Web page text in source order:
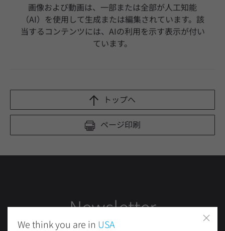
画像および動画は、一部または全部が人工知能
（AI）を使用して生成または編集されています。該
当するコンテンツには、AIの利用を示す表示が付い
ています。
ページ印刷
トップへ
Newsletter
We think you are in USA